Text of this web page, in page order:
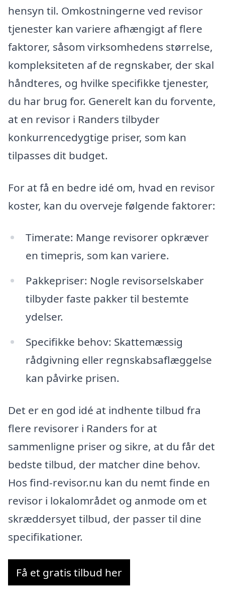
hensyn til. Omkostningerne ved revisor
tjenester kan variere afhængigt af flere
faktorer, såsom virksomhedens størrelse,
kompleksiteten af de regnskaber, der skal
håndteres, og hvilke specifikke tjenester,
du har brug for. Generelt kan du forvente,
at en revisor i Randers tilbyder
konkurrencedygtige priser, som kan
tilpasses dit budget.
For at få en bedre idé om, hvad en revisor
koster, kan du overveje følgende faktorer:
Timerate: Mange revisorer opkræver
en timepris, som kan variere.
Pakkepriser: Nogle revisorselskaber
tilbyder faste pakker til bestemte
ydelser.
Specifikke behov: Skattemæssig
rådgivning eller regnskabsaflæggelse
kan påvirke prisen.
Det er en god idé at indhente tilbud fra
flere revisorer i Randers for at
sammenligne priser og sikre, at du får det
bedste tilbud, der matcher dine behov.
Hos find-revisor.nu kan du nemt finde en
revisor i lokalområdet og anmode om et
skræddersyet tilbud, der passer til dine
specifikationer.
Få et gratis tilbud her